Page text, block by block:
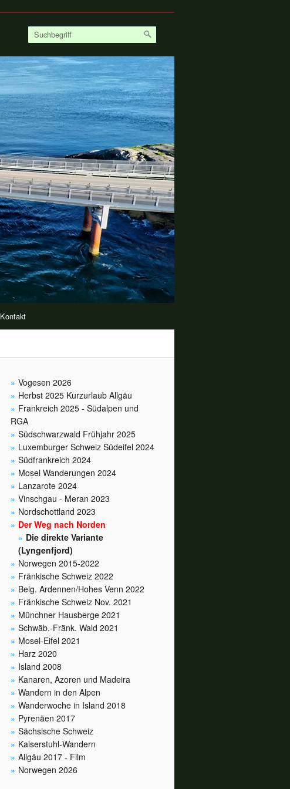
Kontakt
Vogesen 2026
Herbst 2025 Kurzurlaub Allgäu
Frankreich 2025 - Südalpen und
RGA
Südschwarzwald Frühjahr 2025
Luxemburger Schweiz Südeifel 2024
Südfrankreich 2024
Mosel Wanderungen 2024
Lanzarote 2024
Vinschgau - Meran 2023
Nordschottland 2023
Der Weg nach Norden
Die direkte Variante
(Lyngenfjord)
Norwegen 2015-2022
Fränkische Schweiz 2022
Belg. Ardennen/Hohes Venn 2022
Fränkische Schweiz Nov. 2021
Münchner Hausberge 2021
Schwäb.-Fränk. Wald 2021
Mosel-Eifel 2021
Harz 2020
Island 2008
Kanaren, Azoren und Madeira
Wandern in den Alpen
Wanderwoche in Island 2018
Pyrenäen 2017
Sächsische Schweiz
Kaiserstuhl-Wandern
Allgäu 2017 - Film
Norwegen 2026